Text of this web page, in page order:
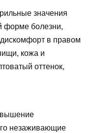
значения
форме болезни,
в правом
кожа и
оттенок,
незаживающие